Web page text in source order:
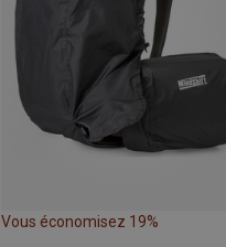
Vous économisez 19%